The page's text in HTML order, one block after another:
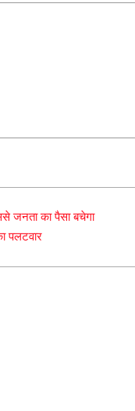
जनता का पैसा बचेगा
पलटवार